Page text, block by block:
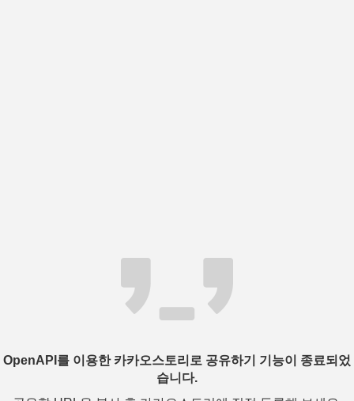
OpenAPI를 이용한 카카오스토리로 공유하기 기능이 종료되었
습니다.